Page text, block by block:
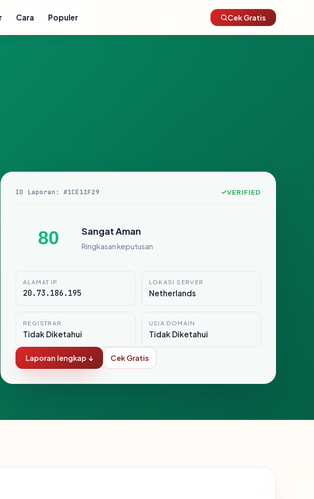
Cara Populer Cek Gratis
ID Laporan: #1CE11F29 VERIFIED
80 Sangat Aman
Ringkasan keputusan
ALAMAT IP
20.73.186.195
LOKASI SERVER
Netherlands
REGISTRAR
Tidak Diketahui
USIA DOMAIN
Tidak Diketahui
Laporan lengkap ↓ Cek Gratis